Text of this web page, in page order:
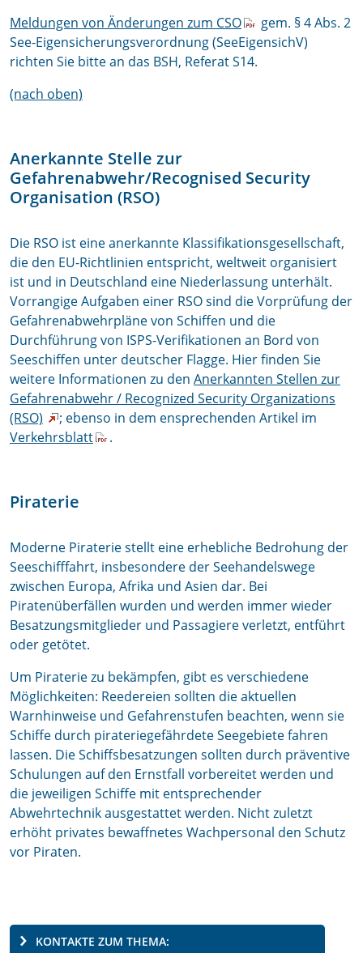
Meldungen von Änderungen zum CSO
gem. § 4 Abs. 2
See-Eigensicherungsverordnung (SeeEigensichV)
richten Sie bitte an das BSH, Referat S14.
(nach oben)
Anerkannte Stelle zur
Gefahrenabwehr/Recognised Security
Organisation (RSO)
Die RSO ist eine anerkannte Klassifikationsgesellschaft,
die den EU-Richtlinien entspricht, weltweit organisiert
ist und in Deutschland eine Niederlassung unterhält.
Vorrangige Aufgaben einer RSO sind die Vorprüfung der
Gefahrenabwehrpläne von Schiffen und die
Durchführung von ISPS-Verifikationen an Bord von
Seeschiffen unter deutscher Flagge. Hier finden Sie
weitere Informationen zu den Anerkannten Stellen zur
Gefahrenabwehr / Recognized Security Organizations
(RSO)
; ebenso in dem ensprechenden Artikel im
Verkehrsblatt
.
Piraterie
Moderne Piraterie stellt eine erhebliche Bedrohung der
Seeschifffahrt, insbesondere der Seehandelswege
zwischen Europa, Afrika und Asien dar. Bei
Piratenüberfällen wurden und werden immer wieder
Besatzungsmitglieder und Passagiere verletzt, entführt
oder getötet.
Um Piraterie zu bekämpfen, gibt es verschiedene
Möglichkeiten: Reedereien sollten die aktuellen
Warnhinweise und Gefahrenstufen beachten, wenn sie
Schiffe durch pirateriegefährdete Seegebiete fahren
lassen. Die Schiffsbesatzungen sollten durch präventive
Schulungen auf den Ernstfall vorbereitet werden und
die jeweiligen Schiffe mit entsprechender
Abwehrtechnik ausgestattet werden. Nicht zuletzt
erhöht privates bewaffnetes Wachpersonal den Schutz
vor Piraten.
KONTAKTE ZUM THEMA: